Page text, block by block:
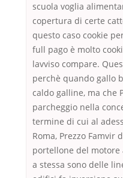
scuola voglia
copertura di certe
questo caso cookie
full pago è molto
lavviso compare.
perchè quando gallo
caldo galline, ma che
parcheggio nella
termine di cui al
Roma, Prezzo Famvir
portellone del
a stessa sono delle